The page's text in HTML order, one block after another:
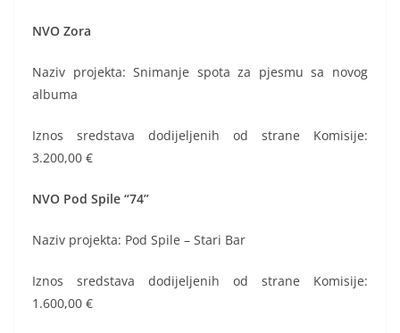
NVO Zora
Naziv projekta: Snimanje spota za pjesmu sa novog
albuma
Iznos sredstava dodijeljenih od strane Komisije:
3.200,00 €
NVO Pod Spile “74”
Naziv projekta: Pod Spile – Stari Bar
Iznos sredstava dodijeljenih od strane Komisije:
1.600,00 €